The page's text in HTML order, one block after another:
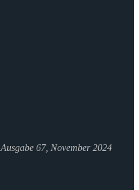
Ausgabe 67, November 2024